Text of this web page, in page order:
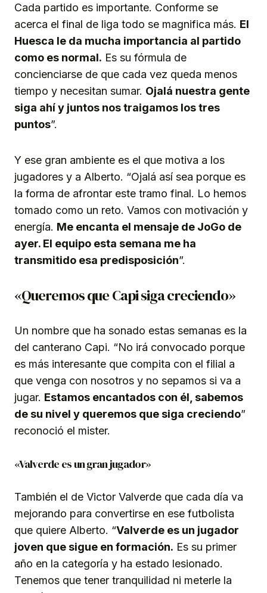
Cada partido es importante. Conforme se
acerca el final de liga todo se magnifica más. El
Huesca le da mucha importancia al partido
como es normal. Es su fórmula de
concienciarse de que cada vez queda menos
tiempo y necesitan sumar. Ojalá nuestra gente
siga ahí y juntos nos traigamos los tres
puntos”.
Y ese gran ambiente es el que motiva a los
jugadores y a Alberto. “Ojalá así sea porque es
la forma de afrontar este tramo final. Lo hemos
tomado como un reto. Vamos con motivación y
energía. Me encanta el mensaje de JoGo de
ayer. El equipo esta semana me ha
transmitido esa predisposición”.
«Queremos que Capi siga creciendo»
Un nombre que ha sonado estas semanas es la
del canterano Capi. “No irá convocado porque
es más interesante que compita con el filial a
que venga con nosotros y no sepamos si va a
jugar. Estamos encantados con él, sabemos
de su nivel y queremos que siga creciendo”
reconoció el mister.
«Valverde es un gran jugador»
También el de Victor Valverde que cada día va
mejorando para convertirse en ese futbolista
que quiere Alberto. “Valverde es un jugador
joven que sigue en formación. Es su primer
año en la categoría y ha estado lesionado.
Tenemos que tener tranquilidad ni meterle la